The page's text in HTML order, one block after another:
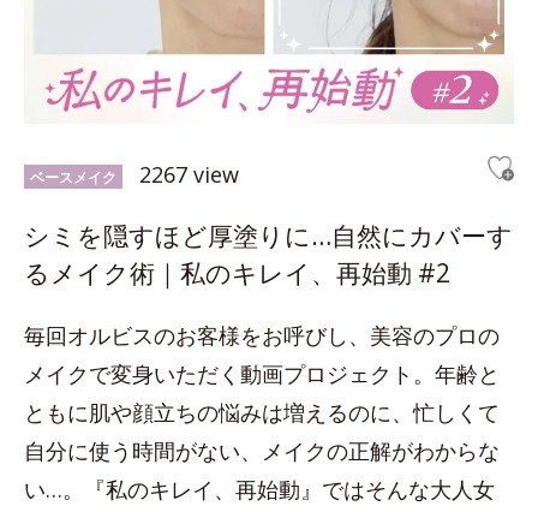
ベースメイク 2267 view
シミを隠すほど厚塗りに…自然にカバーす
るメイク術｜私のキレイ、再始動 #2
毎回オルビスのお客様をお呼びし、美容のプロの
メイクで変身いただく動画プロジェクト。年齢と
ともに肌や顔立ちの悩みは増えるのに、忙しくて
自分に使う時間がない、メイクの正解がわからな
い…。『私のキレイ、再始動』ではそんな大人女